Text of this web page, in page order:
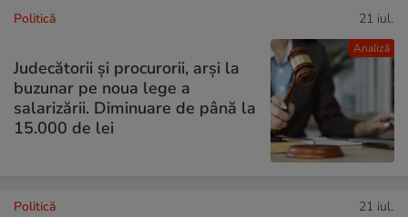
Analiză
Politică 21 iul.
Judecătorii și procurorii, arși la
buzunar pe noua lege a
salarizării. Diminuare de până la
15.000 de lei
Politică 21 iul.